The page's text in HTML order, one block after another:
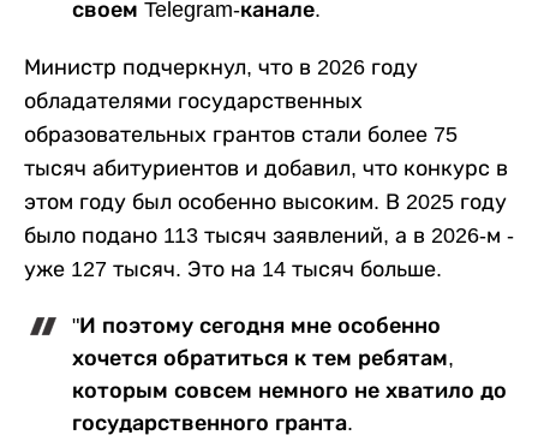
своем Telegram-канале.
Министр подчеркнул, что в 2026 году
обладателями государственных
образовательных грантов стали более 75
тысяч абитуриентов и добавил, что конкурс в
этом году был особенно высоким. В 2025 году
было подано 113 тысяч заявлений, а в 2026-м -
уже 127 тысяч. Это на 14 тысяч больше.
"И поэтому сегодня мне особенно
хочется обратиться к тем ребятам,
которым совсем немного не хватило до
государственного гранта.